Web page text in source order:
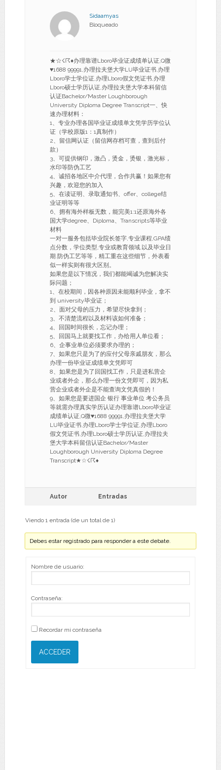
Sidaamyas
Bloqueado
★☆☇☈♦办理靠谱Lboro毕业证成绩单认证,Q微
♥1688 99991,办理拉夫堡大学LU毕业证书,办理
Lboro学士学位证,办理Lboro假文凭证书,办理
Lboro硕士学历认证,办理拉夫堡大学本科留信
认证Bachelor/Master Loughborough
University Diploma Degree Transcript一、快
速办理材料：
1、专业办理各国毕业证成绩单文凭学历学位认
证（学校原版1：1真制作）
2、留信网认证（留信网存档可查，查到后付
款）
3、可提供钢印，激凸，烫金，烫银，激光标，
水印等防伪工艺
4、诚招各地区中介代理，合作共赢！如果您有
兴趣，欢迎您的加入
5、在读证明、录取通知书、offer、college结
业证明等等
6、拥有海外样板无数，能完美1:1还原海外各
国大学degree、Diploma、Transcripts等毕业
材料
一对一服务包括毕业院长签字,专业课程,GPA绩
点分数，学位类型,专业或教育领域,以及毕业日
期.防伪工艺等等，精工重在这些细节，外表看
似一样实则有很大区别。
如果您是以下情况，我们都能竭诚为您解决实
际问题；
1、在校期间，因各种原因未能顺利毕业，拿不
到 university毕业证；
2、面对父母的压力，希望尽快拿到；
3、不清楚流程以及材料该如何准备；
4、回国时间很长，忘记办理；
5、回国马上就要找工作，办给用人单位看；
6、企事业单位必须要求办理的；
7、如果您只是为了的应付父母亲戚朋友，那么
办理一份毕业证成绩单文凭即可
8、如果您是为了回国找工作，只是进私营企
业或者外企，那么办理一份文凭即可，因为私
营企业或者外企是不能查询文凭真假的！
9、如果您是要进国企 银行 事业单位 考公务员
等就需办理真实学历认证办理靠谱Lboro毕业证
成绩单认证,Q微♥1688 99991,办理拉夫堡大学
LU毕业证书,办理Lboro学士学位证,办理Lboro
假文凭证书,办理Lboro硕士学历认证,办理拉夫
堡大学本科留信认证Bachelor/Master
Loughborough University Diploma Degree
Transcript★☆☇☈♦
Autor Entradas
Viendo 1 entrada (de un total de 1)
Debes estar registrado para responder a este debate.
Nombre de usuario:
Contraseña:
Recordar mi contraseña
ACCEDER